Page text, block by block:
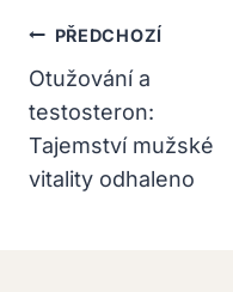
Navigace
Pro
Příspěvek
PŘEDCHOZÍ
Otužování a
testosteron:
Tajemství mužské
vitality odhaleno